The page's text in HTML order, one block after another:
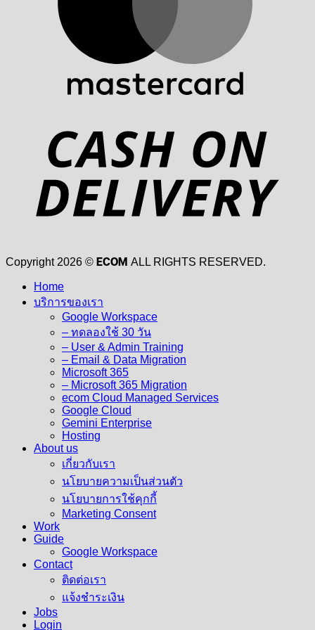
Copyright 2026 © ECOM ALL RIGHTS RESERVED.
Home
บริการของเรา
Google Workspace
– ทดลองใช้ 30 วัน
– User & Admin Training
– Email & Data Migration
Microsoft 365
– Microsoft 365 Migration
ecom Cloud Managed Services
Google Cloud
Gemini Enterprise
Hosting
About us
เกี่ยวกับเรา
นโยบายความเป็นส่วนตัว
นโยบายการใช้คุกกี้
Marketing Consent
Work
Guide
Google Workspace
Contact
ติดต่อเรา
แจ้งชำระเงิน
Jobs
Login